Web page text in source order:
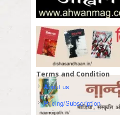
Terms and Condition
About us
Pricing/Subscription